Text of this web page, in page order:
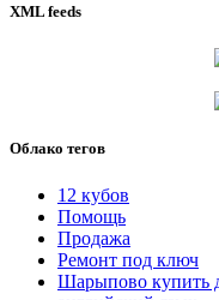
XML feeds
Облако тегов
12 кубов
Помощь
Продажа
Ремонт под ключ
Шарыпово купить